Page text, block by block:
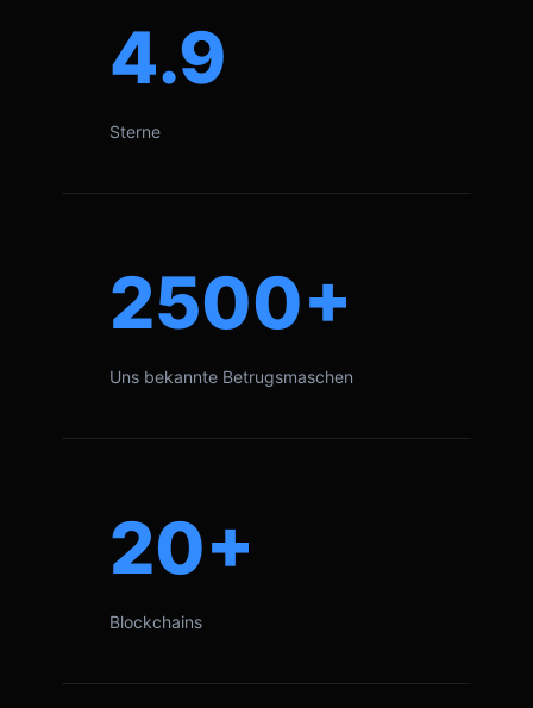
4.9
Sterne
2500+
Uns bekannte Betrugsmaschen
20+
Blockchains